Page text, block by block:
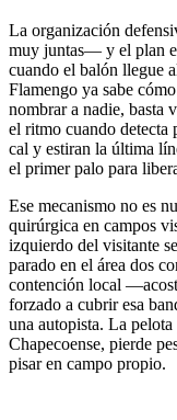
La organización
muy juntas— y el plan
cuando el balón llegue
Flamengo ya sabe
nombrar a nadie, basta
el ritmo cuando detecta
cal y estiran la última
el primer palo para
Ese mecanismo no es
quirúrgica en campos
izquierdo del visitante
parado en el área dos
contención local
forzado a cubrir esa
una autopista. La
Chapecoense, pierde
pisar en campo propio.